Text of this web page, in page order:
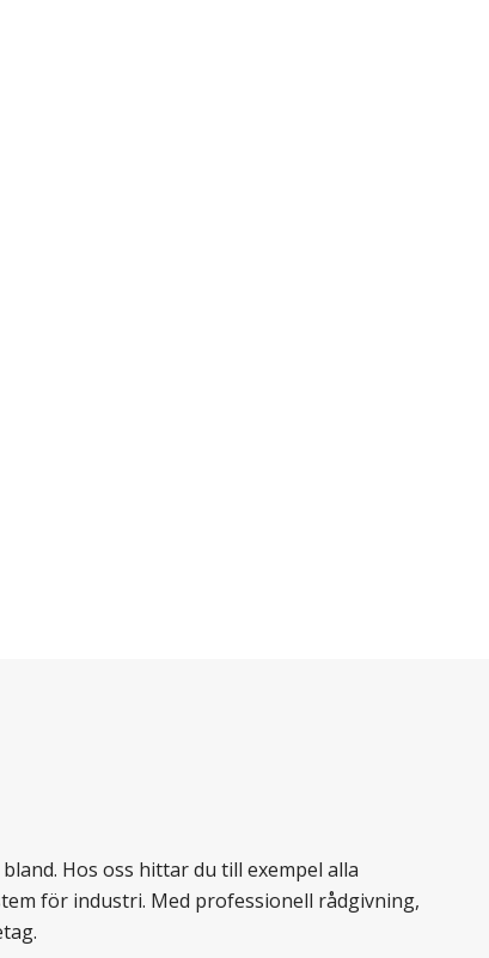
Hos oss hittar du till exempel alla
för industri. Med professionell rådgivning,